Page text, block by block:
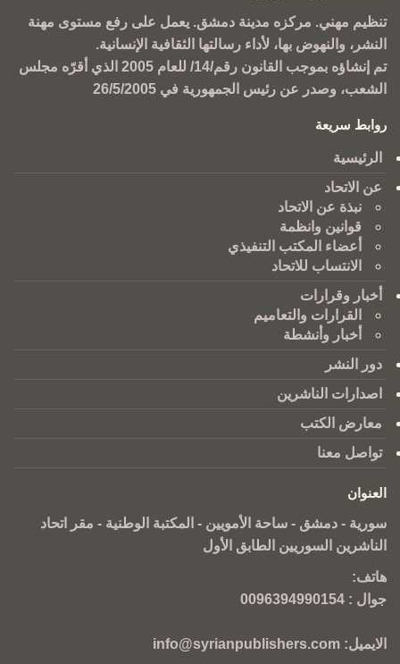
تنظيم مهني. مركزه مدينة دمشق. يعمل على رفع مستوى مهنة
النشر، والنهوض بها، لأداء رسالتها الثقافية الإنسانية.
تم إنشاؤه بموجب القانون رقم/14/ للعام 2005 الذي أقرّه مجلس
الشعب، وصدر عن رئيس الجمهورية في 26/5/2005
روابط سريعة
الرئيسية
عن الاتحاد
نبذة عن الاتحاد
قوانين وانظمة
أعضاء المكتب التنفيذي
الانتساب للاتحاد
أخبار وقرارات
القرارات والتعاميم
أخبار وأنشطة
دور النشر
اصدارات الناشرين
معارض الكتب
تواصل معنا
العنوان
سورية - دمشق - ساحة الأمويين - المكتبة الوطنية - مقر اتحاد
الناشرين السوريين الطابق الأول
هاتف:
جوال : 0096394990154
الايميل: info@syrianpublishers.com